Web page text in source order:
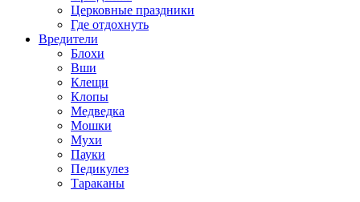
Церковные праздники
Где отдохнуть
Вредители
Блохи
Вши
Клещи
Клопы
Медведка
Мошки
Мухи
Пауки
Педикулез
Тараканы